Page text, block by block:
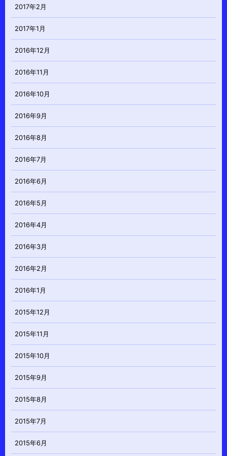
2017年2月
2017年1月
2016年12月
2016年11月
2016年10月
2016年9月
2016年8月
2016年7月
2016年6月
2016年5月
2016年4月
2016年3月
2016年2月
2016年1月
2015年12月
2015年11月
2015年10月
2015年9月
2015年8月
2015年7月
2015年6月